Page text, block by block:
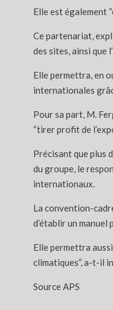
Elle est également
Ce partenariat,
des sites, ainsi que
Elle permettra, en
internationales
Pour sa part, M.
“tirer profit de
Précisant que plus
du groupe, le
internationaux.
La convention-
d’établir un manuel
Elle permettra
climatiques”, a-t-il
Source APS